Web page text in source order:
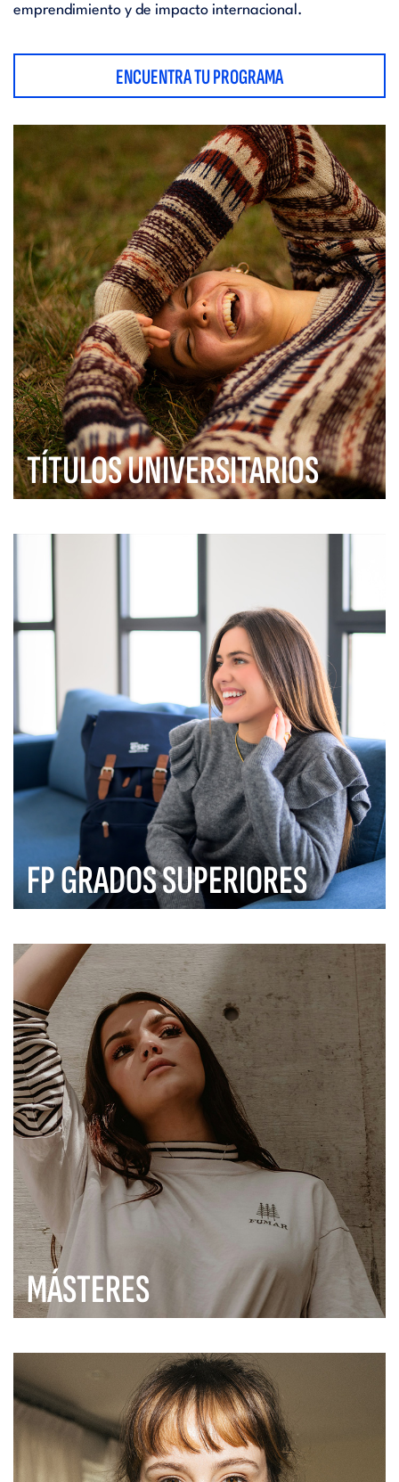
emprendimiento y de impacto internacional.
ENCUENTRA TU PROGRAMA
TÍTULOS UNIVERSITARIOS
FP GRADOS SUPERIORES
MÁSTERES